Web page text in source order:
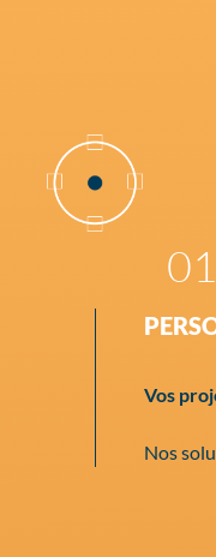
01
Vos
Nos